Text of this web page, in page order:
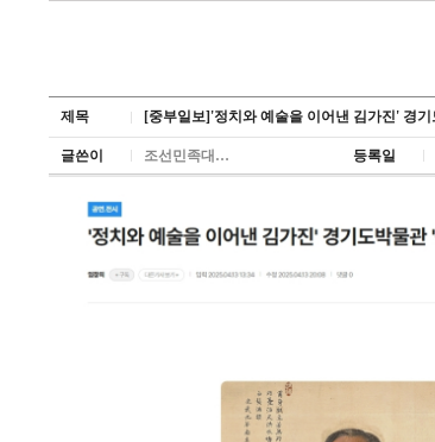
제목 [중부일보]'정치와 예술을 이어낸 김가진' 경
글쓴이 조선민족대… 등록일